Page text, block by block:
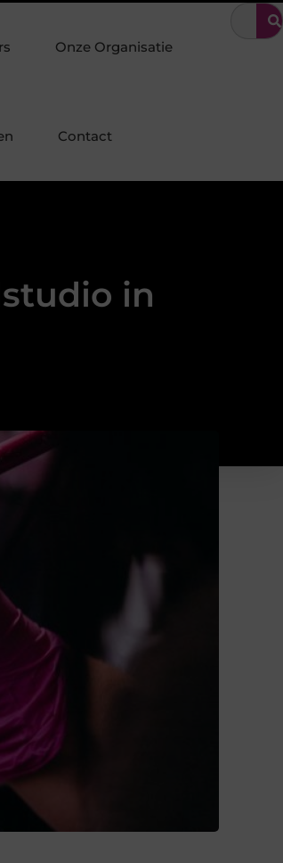
staalconstructies, staalbouw en
Onze Organisatie
Contact
in